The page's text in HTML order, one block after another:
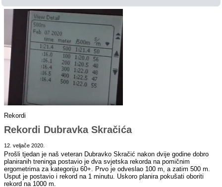
Rekordi
Rekordi Dubravka Skračića
12. veljače 2020.
Prošli tjedan je naš veteran Dubravko Skračić nakon dvije godine dobro
planiranih treninga postavio je dva svjetska rekorda na pomičnim
ergometrima za kategoriju 60+. Prvo je odveslao 100 m, a zatim 500 m.
Usput je postavio i rekord na 1 minutu. Uskoro planira pokušati oboriti
rekord na 1000 m.